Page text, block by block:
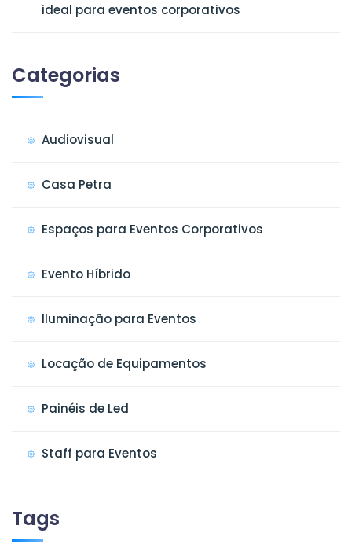
ideal para eventos corporativos
Categorias
Audiovisual
Casa Petra
Espaços para Eventos Corporativos
Evento Híbrido
Iluminação para Eventos
Locação de Equipamentos
Painéis de Led
Staff para Eventos
Tags